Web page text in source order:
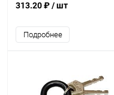
313.20 ₽/ шт
Подробнее